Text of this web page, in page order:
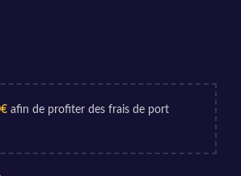
€ afin de profiter des frais de port